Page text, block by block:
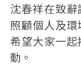
沈春祥在致
照顧個人及環
希望大家一
動。